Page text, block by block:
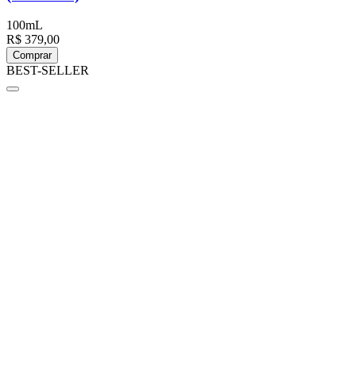
100mL
R$ 379,00
Comprar
BEST-SELLER